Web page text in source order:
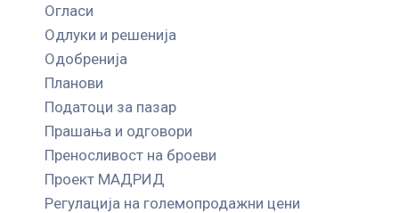
Огласи
Одлуки и решенија
Одобренија
Планови
Податоци за пазар
Прашања и одговори
Преносливост на броеви
Проект МАДРИД
Регулација на големопродажни цени